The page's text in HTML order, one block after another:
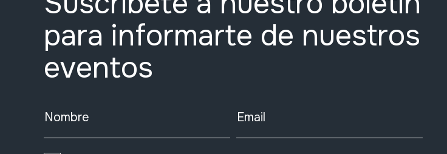
para informarte de nuestros
eventos
Nombre Email